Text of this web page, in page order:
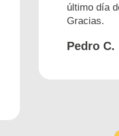
último día
Gracias.
Pedro C.